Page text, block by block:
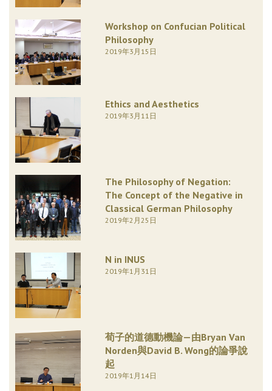
Workshop on Confucian Political
Philosophy
2019年3月15日
Ethics and Aesthetics
2019年3月11日
The Philosophy of Negation:
The Concept of the Negative in
Classical German Philosophy
2019年2月25日
N in INUS
2019年1月31日
荀子的道德動機論—由Bryan Van
Norden與David B. Wong的論爭說
起
2019年1月14日